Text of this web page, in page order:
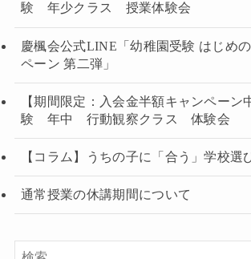
験 年少クラス 授業体験会
慶楓会公式LINE「幼稚園受験 はじめ
ペーン 第二弾」
【期間限定：入会金半額キャンペー
験 年中 行動観察クラス 体験会
【コラム】うちの子に「合う」学校選
通常授業の休講期間について